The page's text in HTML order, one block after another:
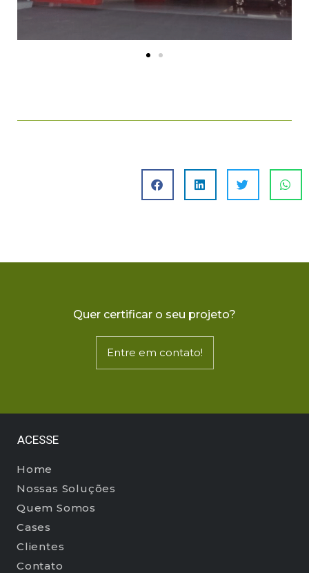
Quer certificar o seu projeto?
Entre em contato!
ACESSE
Home
Nossas Soluções
Quem Somos
Cases
Clientes
Contato